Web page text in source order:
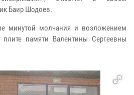
Баир Шодоев.
минутой молчания и возложением
памяти Валентины Сергеевны